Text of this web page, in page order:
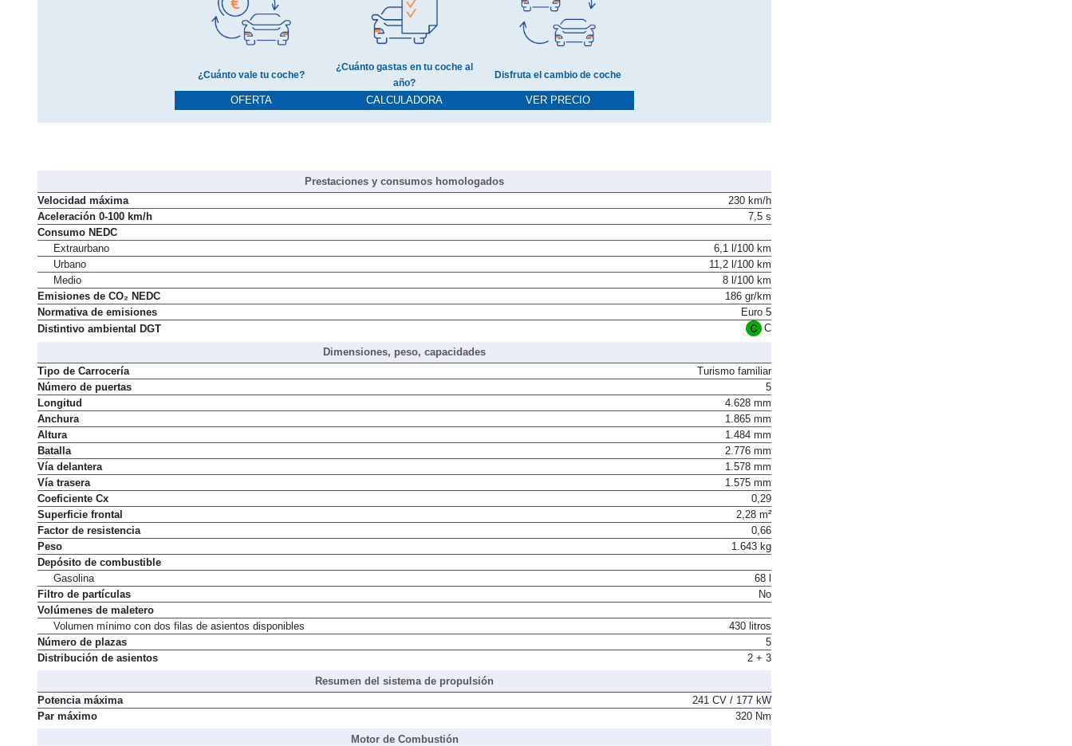
¿Cuánto vale tu coche?
OFERTA
¿Cuánto gastas en tu coche al
año?
CALCULADORA
Disfruta el cambio de coche
VER PRECIO
Prestaciones y consumos homologados
Velocidad máxima
230 km/h
Aceleración 0-100 km/h
7,5 s
Consumo NEDC
Extraurbano
6,1 l/100 km
Urbano
11,2 l/100 km
Medio
8 l/100 km
Emisiones de CO₂ NEDC
186 gr/km
Normativa de emisiones
Euro 5
Distintivo ambiental DGT
C
Dimensiones, peso, capacidades
Tipo de Carrocería
Turismo familiar
Número de puertas
5
Longitud
4.628 mm
Anchura
1.865 mm
Altura
1.484 mm
Batalla
2.776 mm
Vía delantera
1.578 mm
Vía trasera
1.575 mm
Coeficiente Cx
0,29
Superficie frontal
2,28 m²
Factor de resistencia
0,66
Peso
1.643 kg
Depósito de combustible
Gasolina
68 l
Filtro de partículas
No
Volúmenes de maletero
Volumen mínimo con dos filas de asientos disponibles
430 litros
Número de plazas
5
Distribución de asientos
2 + 3
Resumen del sistema de propulsión
Potencia máxima
241 CV / 177 kW
Par máximo
320 Nm
Motor de Combustión